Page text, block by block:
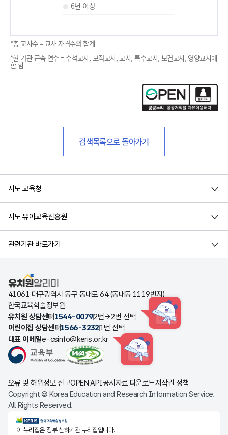
6년 이상
- -
*총 교사수 = 교사 자격수의 합계
*현 기관 근속 연수 = 수석교사, 보직교사, 교사, 특수교사, 보건교사, 영양교사에
한 함
검색목록으로 돌아가기
시도 교육청
시도 유아교육진흥원
관련기관 바로가기
유치원알리미
41061 대구광역시 동구 동내로 64 (동내동 1119번지)
한국교육학술정보원
유치원 상담센터 1544-00792번→2번 선택 HINT
어린이집 상담센터1566-32321번 선택
대표 이메일e-csinfo@keris.or.kr
HINT
오류 및 허위정보 신고OPEN API공시자료 다운로드저작권 정책
Copyright © Korea Education and Research Information Service.
All Rights Reserved.
KERIS한국교육학술정보원
이 누리집은 정부 산하기관 누리집입니다.